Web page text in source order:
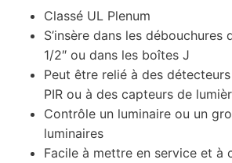
Classé UL Plenum
S’insère dans les débouchures
1/2″ ou dans les boîtes J
Peut être relié à des
PIR ou à des capteurs de
Contrôle un luminaire ou un
luminaires
Facile à mettre en service et à